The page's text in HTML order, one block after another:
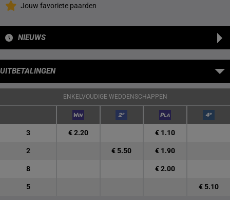
Jouw favoriete paarden
NIEUWS
UITBETALINGEN
ENKELVOUDIGE WEDDENSCHAPPEN
3 € 2.20 € 1.10
2 € 5.50 € 1.90
8 € 2.00
5 € 5.10